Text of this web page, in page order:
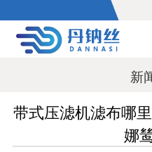
新
带式压滤机滤布哪
娜